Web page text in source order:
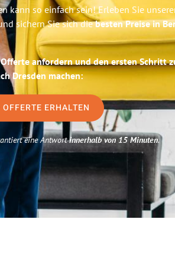
kann so einfach sein! Erleben Sie
sichern Sie sich diebesten Preise in
anfordern und den ersten Schritt
Dresden machen:
ERHALTEN
eine Antwortinnerhalb von 15 Minuten.